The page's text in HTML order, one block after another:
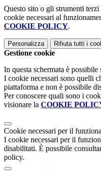
Questo sito o gli strumenti
cookie necessari al
COOKIE POLICY.
Personalizza Rifiuta tutti i
Gestione cookie
In questa schermata è
I cookie necessari sono quelli
piattaforma e non è possibile
Per conoscere quali sono i
visionare la COOKIE
Cookie necessari per il
I cookie necessari per il
disabilitati. È possibile
policy.